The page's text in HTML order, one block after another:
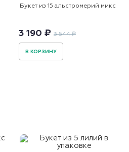
Букет из 15 альстромерий микс
3 190 ₽ 3 544 ₽
В КОРЗИНУ